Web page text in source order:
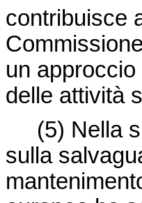
contribuisce
un
delle attività
(5) Nella
sulla